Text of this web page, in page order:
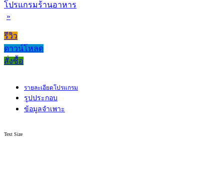
โปรแกรมร้านอาหาร
»
รีวิว
ดาวน์โหลด
สั่งซื้อ
รายละเอียดโปรแกรม
รูปประกอบ
ข้อมูลจำเพาะ
Text Size